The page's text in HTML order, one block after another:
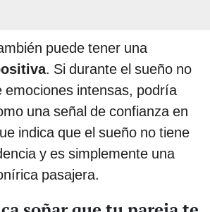
puede tener una
. Si durante el sueño no
emociones intensas, podría
una señal de confianza en
indica que el sueño no tiene
y es simplemente una
pasajera.